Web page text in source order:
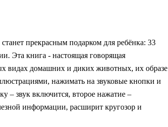
прекрасным подарком для ребёнка: 33
Эта книга - настоящая говорящая
видах домашних и диких животных, их образе
нажимать на звуковые кнопки и
– звук включится, второе нажатие –
информации, расширит кругозор и